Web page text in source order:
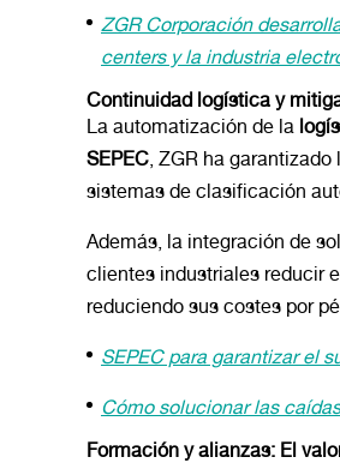
ZGR Corporación
centers y la industria
Continuidad logística y
La automatización de la
SEPEC , ZGR ha
sistemas de clasificación
Además, la integración de
clientes industriales reducir
reduciendo sus costes por
SEPEC para garantizar el
Cómo solucionar las
Formación y alianzas: El